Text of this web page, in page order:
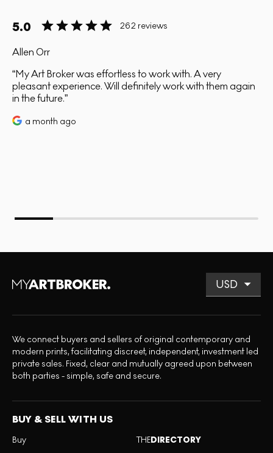
5.0 262 reviews
Allen Orr
My Art Broker was effortless to work with. A very
pleasant experience. Will definitely work with them again
in the future.
a month ago
We connect buyers and sellers of original contemporary and
modern prints, facilitating discreet, independent, investment led
private sales. Fixed, clear and mutually agreed upon between
both parties - simple, safe and secure.
BUY & SELL WITH US
Buy
THEDIRECTORY